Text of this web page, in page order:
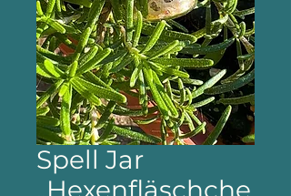
Spell Jar